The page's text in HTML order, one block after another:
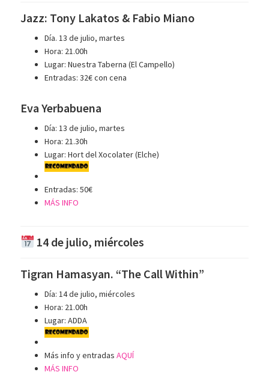
Jazz: Tony Lakatos & Fabio Miano
Día. 13 de julio, martes
Hora: 21.00h
Lugar: Nuestra Taberna (El Campello)
Entradas: 32€ con cena
Eva Yerbabuena
Día: 13 de julio, martes
Hora: 21.30h
Lugar: Hort del Xocolater (Elche)
Entradas: 50€
MÁS INFO
14 de julio, miércoles
Tigran Hamasyan. “The Call Within”
Día: 14 de julio, miércoles
Hora: 21.00h
Lugar: ADDA
Más info y entradasAQUÍ
MÁS INFO